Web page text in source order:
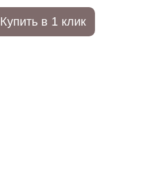
Купить в 1 клик